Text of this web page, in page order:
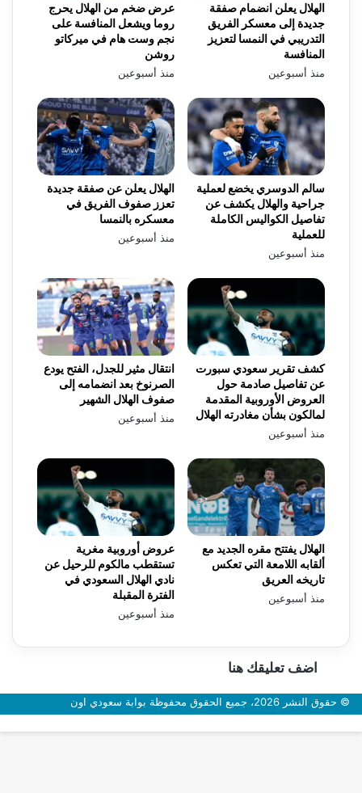
عرض ضخم من الهلال يحرج
روما ويشعل المنافسة على
نجم وست هام في ميركاتو
روشن
منذ أسبوعين
الهلال يعلن انضمام صفقة
جديدة إلى معسكر الفريق
التدريبي في النمسا لتعزيز
المنافسة
منذ أسبوعين
الهلال يعلن عن صفقة جديدة
تعزز صفوف الفريق في
معسكره بالنمسا
منذ أسبوعين
سالم الدوسري يخضع لعملية
جراحية والهلال يكشف عن
تفاصيل الكواليس الكاملة
للعملية
منذ أسبوعين
انتقال مثير للجدل، الفتح يودع
الصرنوخ بعد انضمامه إلى
صفوف الهلال الشهير
منذ أسبوعين
كشف تقرير سعودي سبورت
عن تفاصيل صادمة حول
العروض الأوروبية المقدمة
لمالكون بشأن مغادرته الهلال
منذ أسبوعين
عروض أوروبية مغرية
تستقطب مالكوم للرحيل عن
نادي الهلال السعودي في
الفترة المقبلة
منذ أسبوعين
الهلال يفتتح مقره الجديد مع
ألقابه اللامعة التي تعكس
تاريخه العريق
منذ أسبوعين
اضف تعليقك هنا
© حقوق النشر 2026، جميع الحقوق محفوظة بوابة سعودي اون